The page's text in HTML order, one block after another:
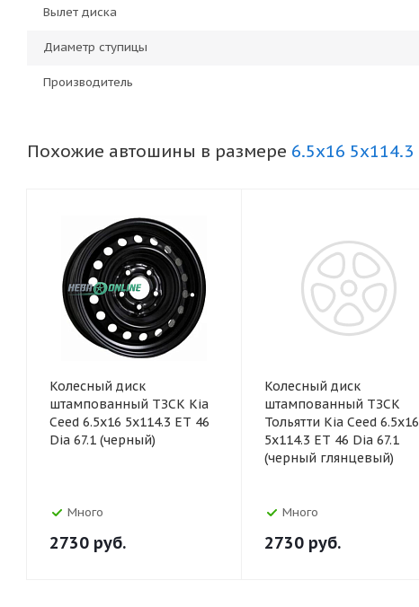
Вылет диска
Диаметр ступицы
Производитель
Похожие автошины в размере 6.5x16 5x114.3
Колесный диск
штампованный ТЗСК Kia
Ceed 6.5x16 5x114.3 ET 46
Dia 67.1 (черный)
Много
2730 руб.
Колесный диск
штампованный ТЗСК
Тольятти Kia Ceed 6.5x16
5x114.3 ET 46 Dia 67.1
(черный глянцевый)
Много
2730 руб.